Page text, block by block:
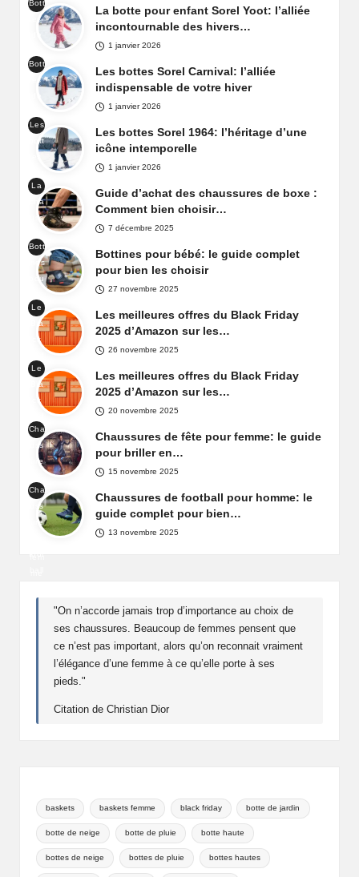
ure
prin
tem
ps
fem
me
Bott
es
de
ge
Sor
Yoo
t
La botte pour enfant Sorel Yoot: l’alliée
incontournable des hivers…
1 janvier 2026
Bott
es
de
ge
Sor
Car
niva
Les bottes Sorel Carnival: l’alliée
indispensable de votre hiver
1 janvier 2026
Les
bott
el
196
Les bottes Sorel 1964: l’héritage d’une
icône intemporelle
1 janvier 2026
La
cha
uss
de
box
Guide d’achat des chaussures de boxe :
Comment bien choisir…
7 décembre 2025
Bott
ines
pou
béb
é
Bottines pour bébé: le guide complet
pour bien les choisir
27 novembre 2025
Le
Bla
ck
ay
d'A
maz
on
Fra
nce
Les meilleures offres du Black Friday
2025 d’Amazon sur les…
26 novembre 2025
Le
Bla
ck
ay
d'A
maz
on
Fra
nce
Les meilleures offres du Black Friday
2025 d’Amazon sur les…
20 novembre 2025
Cha
uss
ure
de
fête
pou
Chaussures de fête pour femme: le guide
pour briller en…
15 novembre 2025
Cha
uss
ure
Chaussures de football pour homme: le
guide complet pour bien…
13 novembre 2025
"On n’accorde jamais trop d’importance au choix de
ses chaussures. Beaucoup de femmes pensent que
ce n’est pas important, alors qu’on reconnait vraiment
l’élégance d’une femme à ce qu’elle porte à ses
pieds."
Citation de Christian Dior
baskets baskets femme black friday botte de jardin
botte de neige botte de pluie botte haute
bottes de neige bottes de pluie bottes hautes